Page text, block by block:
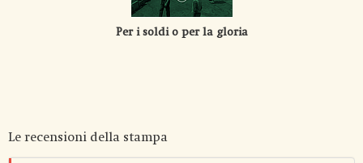
Per i soldi o per la gloria
Le recensioni della stampa